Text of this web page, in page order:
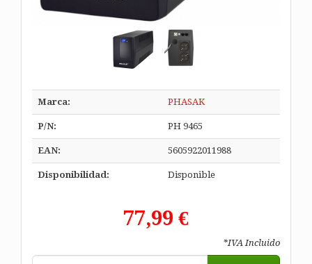
Marca: PHASAK
P/N: PH 9465
EAN: 5605922011988
Disponibilidad: Disponible
77,99 €
*IVA Incluido